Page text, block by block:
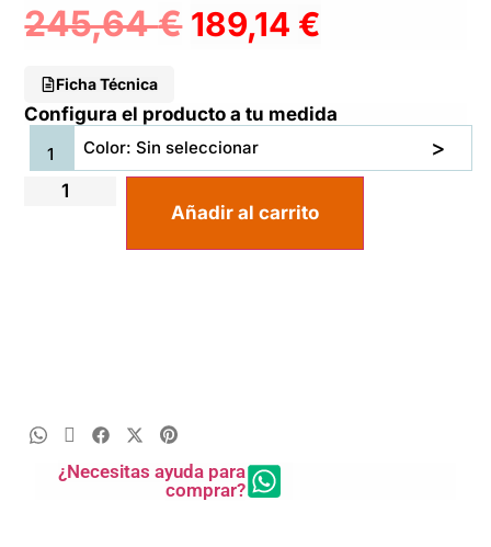
245,64€ 189,14 €
Ficha Técnica
Configura el producto a tu medida
Color: Sin seleccionar
Añadir al carrito
¿Necesitas ayuda para
comprar?